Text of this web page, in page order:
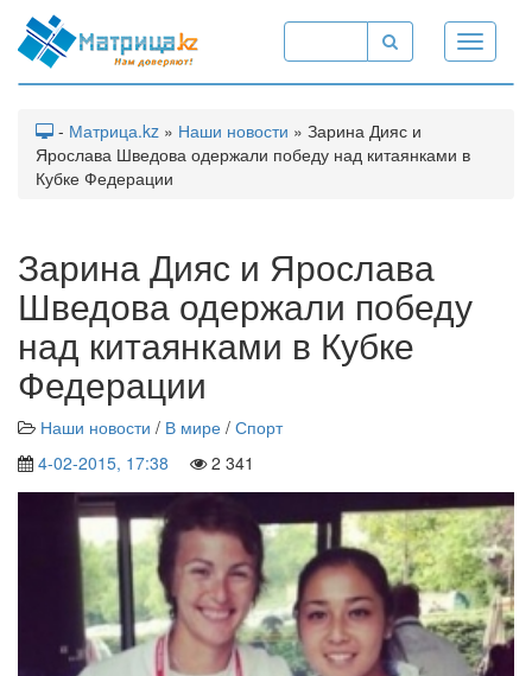
Toggle
- Матрица.kz » Наши новости » Зарина Дияс и
Ярослава Шведова одержали победу над китаянками в
Кубке Федерации
Зарина Дияс и Ярослава
Шведова одержали победу
над китаянками в Кубке
Федерации
Наши новости / В мире / Спорт
4-02-2015, 17:38
2 341